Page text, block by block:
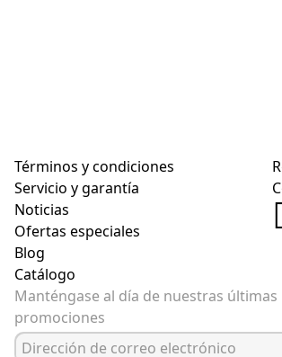
Términos y condiciones
Servicio y garantía
Noticias
Ofertas especiales
Blog
Catálogo
Manténgase al día de nuestras últimas
promociones